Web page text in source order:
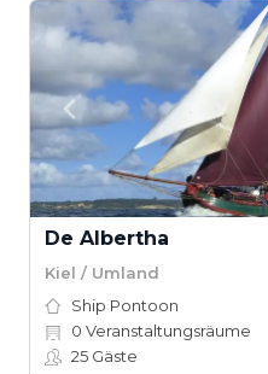
De Albertha
Kiel / Umland
Ship Pontoon
0 Veranstaltungsräume
25 Gäste